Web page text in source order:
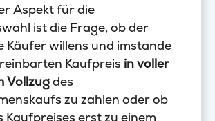
Aspekt für die
ist die Frage, ob der
Käufer willens und imstande
Kaufpreis in voller
Vollzugdes
zu zahlen oder ob
Kaufpreises erst zu einem